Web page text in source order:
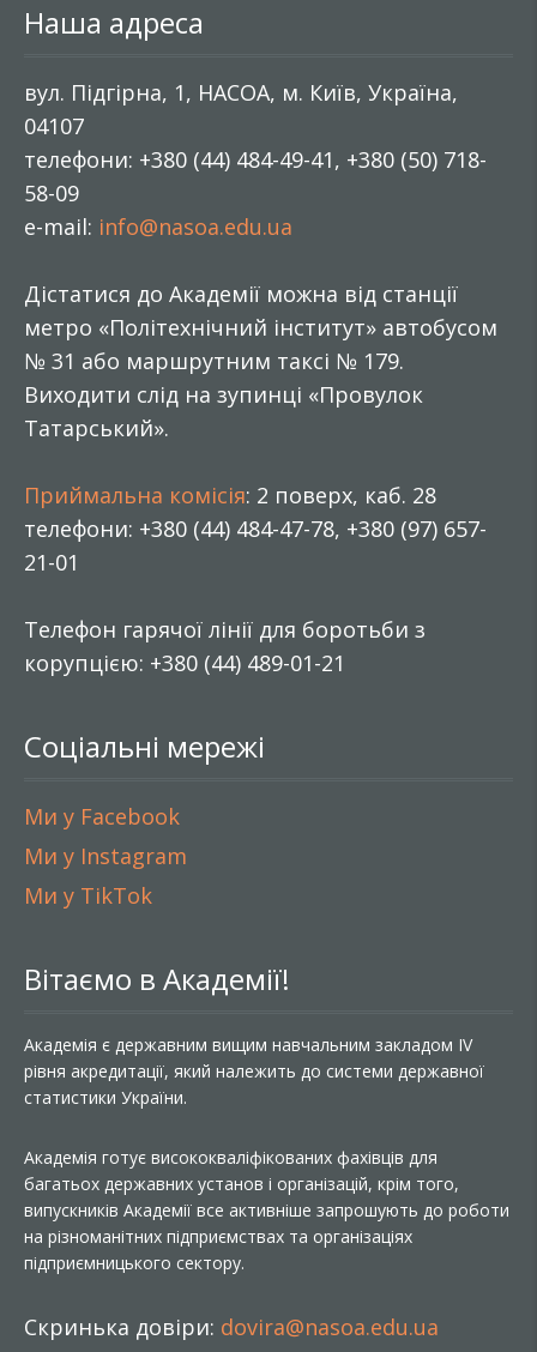
Наша адреса
вул. Підгірна, 1, НАСОА, м. Київ, Україна,
04107
телефони: +380 (44) 484-49-41, +380 (50) 718-
58-09
e-mail: info@nasoa.edu.ua
Дістатися до Академії можна від станції
метро «Політехнічний інститут» автобусом
№ 31 або маршрутним таксі № 179.
Виходити слід на зупинці «Провулок
Татарський».
Приймальна комісія: 2 поверх, каб. 28
телефони: +380 (44) 484-47-78, +380 (97) 657-
21-01
Телефон гарячої лінії для боротьби з
корупцією: +380 (44) 489-01-21
Соціальні мережі
Ми у Facebook
Ми у Instagram
Ми у TikTok
Вітаємо в Академії!
Академія є державним вищим навчальним закладом IV
рівня акредитації, який належить до системи державної
статистики України.
Академія готує висококваліфікованих фахівців для
багатьох державних установ і організацій, крім того,
випускників Академії все активніше запрошують до роботи
на різноманітних підприємствах та організаціях
підприємницького сектору.
Скринька довіри: dovira@nasoa.edu.ua